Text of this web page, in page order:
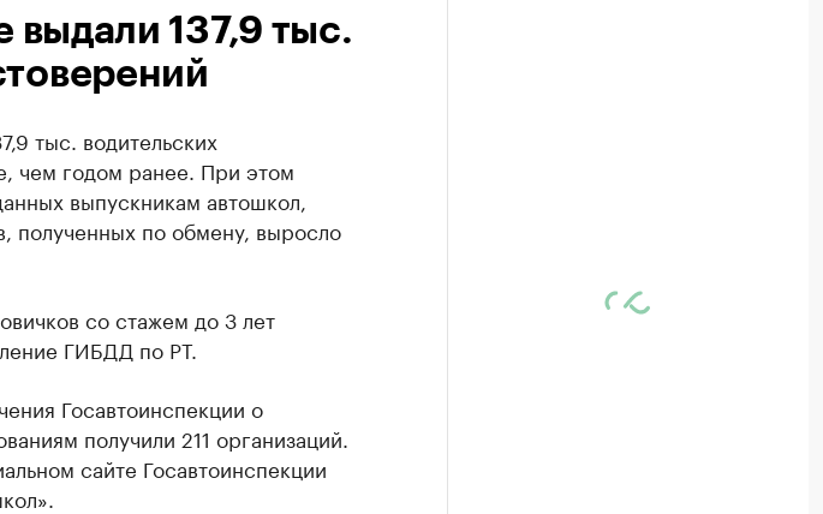
выдали 137,9 тыс.
тыс. водительских
чем годом ранее. При этом
выпускникам автошкол,
полученных по обмену, выросло
со стажем до 3 лет
ГИБДД по РТ.
Госавтоинспекции о
получили 211 организаций.
сайте Госавтоинспекции